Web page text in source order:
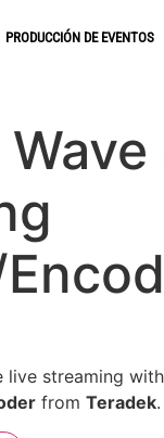
PRODUCCIÓN DE EVENTOS
live streaming
from Teradek.